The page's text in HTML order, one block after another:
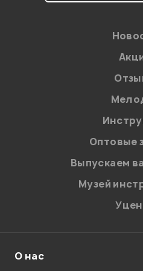
на
Политикой
персональных данных.
Введите проверочное
Отправить
Оптовые
Выпускаем
Музей
О нас